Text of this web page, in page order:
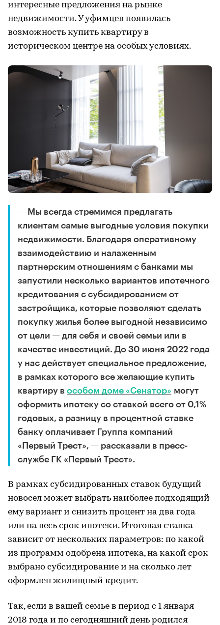
интересные предложения на рынке
недвижимости. У уфимцев появилась
возможность купить квартиру в
историческом центре на особых условиях.
— Мы всегда стремимся предлагать
клиентам самые выгодные условия покупки
недвижимости. Благодаря оперативному
взаимодействию и налаженным
партнерским отношениям с банками мы
запустили несколько вариантов ипотечного
кредитования с субсидированием от
застройщика, которые позволяют сделать
покупку жилья более выгодной независимо
от цели — для себя и своей семьи или в
качестве инвестиций. До 30 июня 2022 года
у нас действует специальное предложение,
в рамках которого все желающие купить
квартиру в особом доме «Сенатор» могут
оформить ипотеку со ставкой всего от 0,1%
годовых, а разницу в процентной ставке
банку оплачивает Группа компаний
«Первый Трест», — рассказали в пресс-
службе ГК «Первый Трест».
В рамках субсидированных ставок будущий
новосел может выбрать наиболее подходящий
ему вариант и снизить процент на два года
или на весь срок ипотеки. Итоговая ставка
зависит от нескольких параметров: по какой
из программ одобрена ипотека, на какой срок
выбрано субсидирование и на сколько лет
оформлен жилищный кредит.
Так, если в вашей семье в период с 1 января
2018 года и по сегодняшний день родился